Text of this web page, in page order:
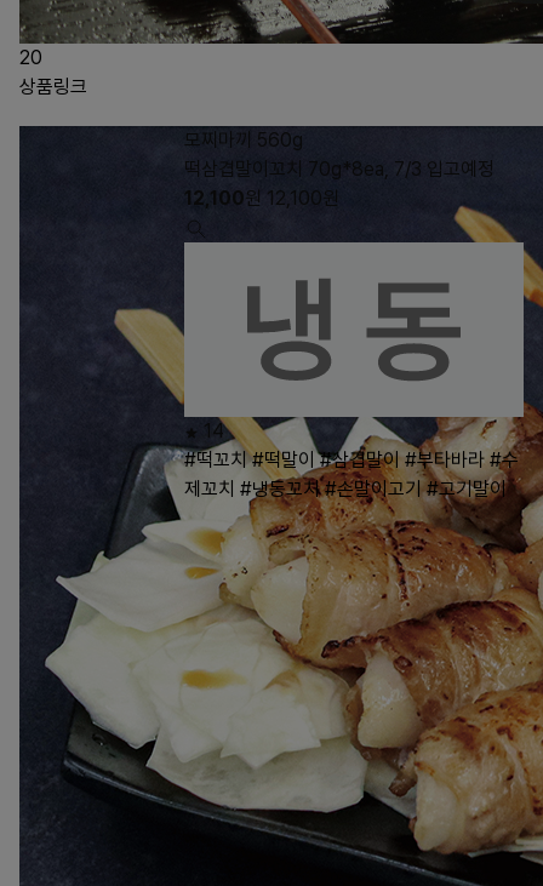
20
상품링크
모찌마끼 560g
떡삼겹말이꼬치 70g*8ea, 7/3 입고예정
12,100원 12,100원
14
#떡꼬치 #떡말이 #삼겹말이 #부타바라 #수
제꼬치 #냉동꼬치 #손말이고기 #고기말이